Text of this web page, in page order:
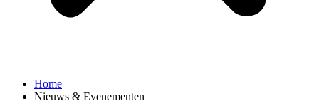
Home
Nieuws & Evenementen